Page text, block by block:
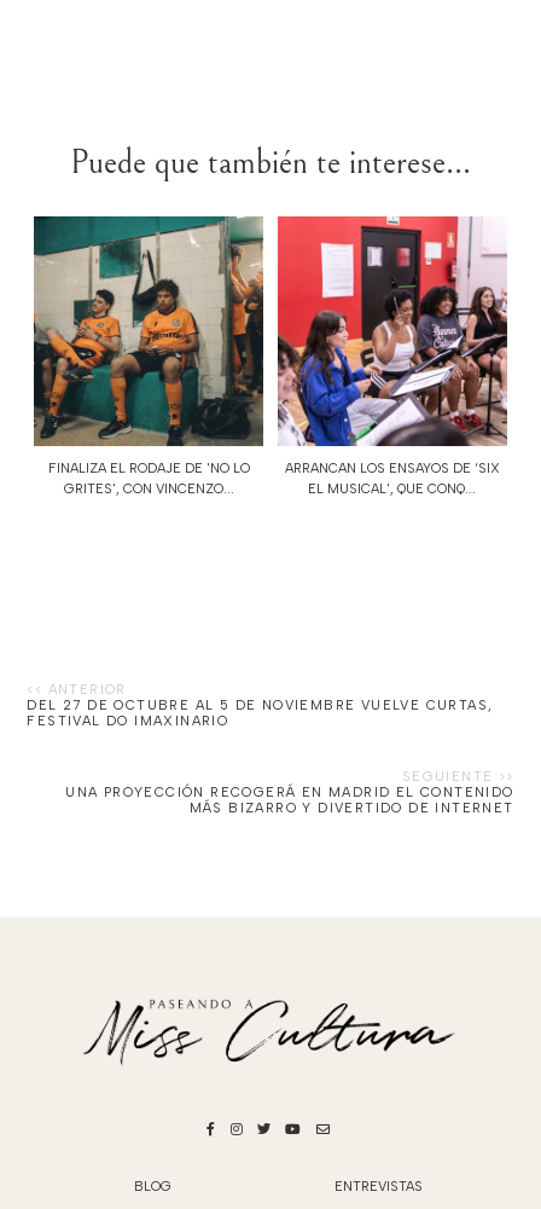
Puede que también te interese...
FINALIZA EL RODAJE DE 'NO LO
GRITES', CON VINCENZO...
ARRANCAN LOS ENSAYOS DE ‘SIX
EL MUSICAL', QUE CONQ...
DEL 27 DE OCTUBRE AL 5 DE NOVIEMBRE VUELVE CURTAS,
FESTIVAL DO IMAXINARIO
UNA PROYECCIÓN RECOGERÁ EN MADRID EL CONTENIDO
MÁS BIZARRO Y DIVERTIDO DE INTERNET
BLOG ENTREVISTAS